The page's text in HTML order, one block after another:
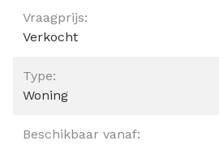
Vraagprijs:
Verkocht
Type:
Woning
Beschikbaar vanaf: